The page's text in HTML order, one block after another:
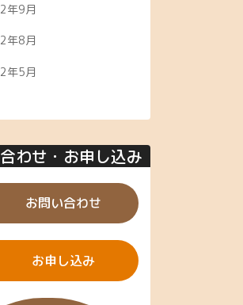
年9月
年8月
年5月
合わせ・お申し込み
お問い合わせ
お申し込み